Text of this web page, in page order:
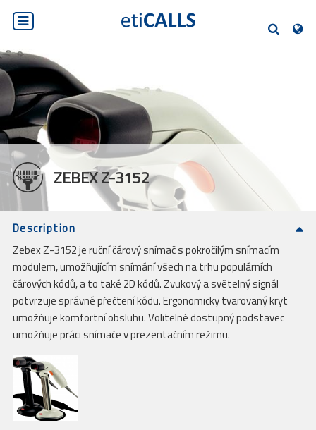
PL
ZEBEX Z-3152
Description
Zebex Z-3152 je ruční čárový snímač s pokročilým snímacím
modulem, umožňujícím snímání všech na trhu populárních
čárových kódů, a to také 2D kódů. Zvukový a světelný signál
potvrzuje správné přečtení kódu. Ergonomicky tvarovaný kryt
umožňuje komfortní obsluhu. Volitelně dostupný podstavec
umožňuje práci snímače v prezentačním režimu.